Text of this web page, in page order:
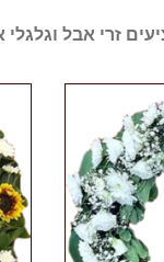
זרי אבל וגלגלי